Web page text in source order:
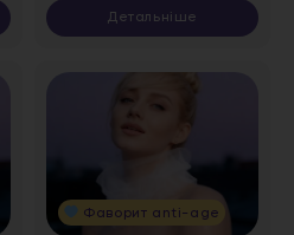
Детальніше
Фаворит anti-age